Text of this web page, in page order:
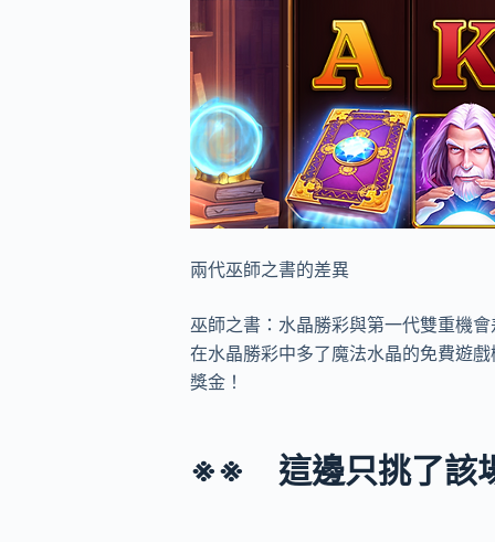
兩代巫師之書的差異
巫師之書：水晶勝彩與第一代雙重機
在水晶勝彩中多了魔法水晶的免費遊
獎金！
※※ 這邊只挑了該